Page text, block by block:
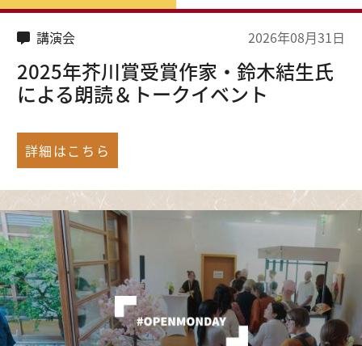
講演会 2026年08月31日
2025年芥川賞受賞作家・鈴木結生氏
による朗読＆トークイベント
詳細はこちら